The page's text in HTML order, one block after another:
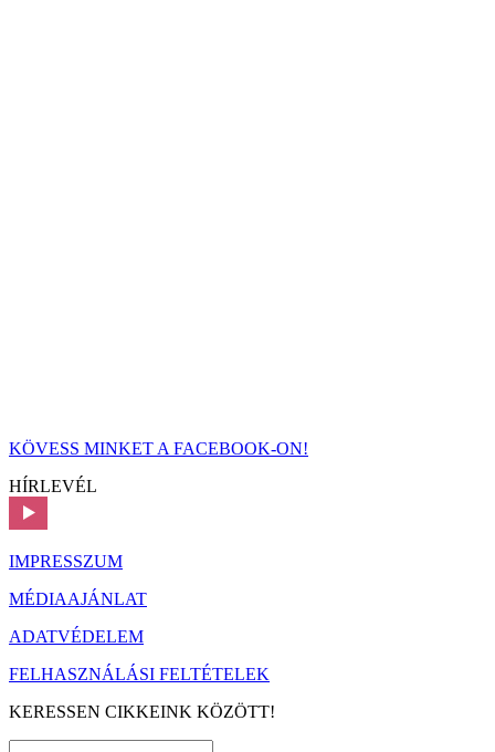
KÖVESS MINKET A FACEBOOK-ON!
HÍRLEVÉL
IMPRESSZUM
MÉDIAAJÁNLAT
ADATVÉDELEM
FELHASZNÁLÁSI FELTÉTELEK
KERESSEN CIKKEINK KÖZÖTT!